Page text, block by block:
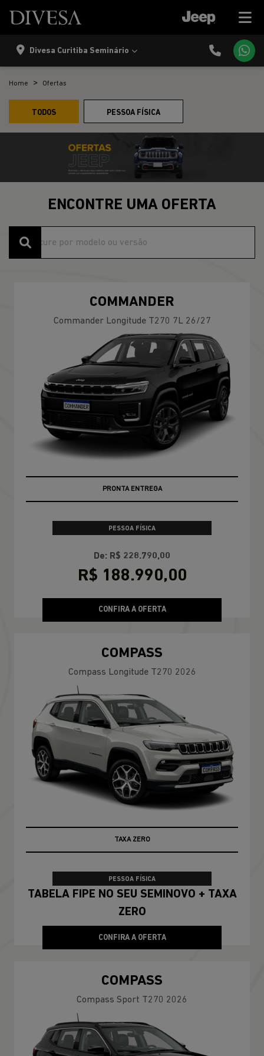
Divesa Curitiba Seminário
Home Ofertas
TODOS PESSOA FÍSICA
ENCONTRE UMA OFERTA
COMMANDER
Commander Longitude T270 7L 26/27
PRONTA ENTREGA
PESSOA FÍSICA
De: R$ 228.790,00
R$ 188.990,00
CONFIRA A OFERTA
COMPASS
Compass Longitude T270 2026
100% DA TABELA FIPE NO SEU USADO
PESSOA FÍSICA
TABELA FIPE NO SEU SEMINOVO + TAXA
ZERO
CONFIRA A OFERTA
COMPASS
Compass Sport T270 2026